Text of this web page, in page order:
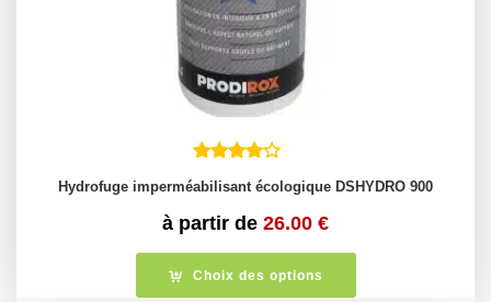
Hydrofuge imperméabilisant écologique DSHYDRO 900
à partir de 26.00 €
Choix des options